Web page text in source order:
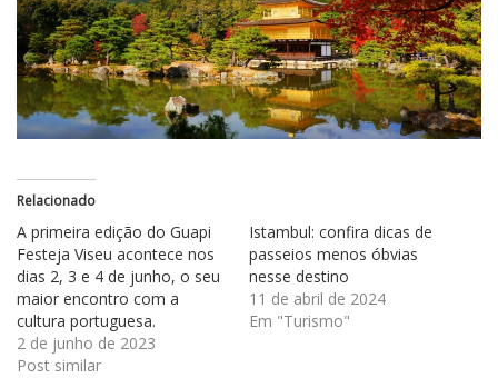
Relacionado
A primeira edição do Guapi
Festeja Viseu acontece nos
dias 2, 3 e 4 de junho, o seu
maior encontro com a
cultura portuguesa.
2 de junho de 2023
Post similar
Istambul: confira dicas de
passeios menos óbvias
nesse destino
11 de abril de 2024
Em "Turismo"